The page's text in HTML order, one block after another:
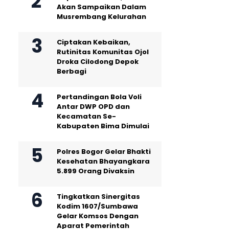
Akan Sampaikan Dalam
Musrembang Kelurahan
Ciptakan Kebaikan,
Rutinitas Komunitas Ojol
Droka Cilodong Depok
Berbagi
Pertandingan Bola Voli
Antar DWP OPD dan
Kecamatan Se-
Kabupaten Bima Dimulai
Polres Bogor Gelar Bhakti
Kesehatan Bhayangkara
5.899 Orang Divaksin
Tingkatkan Sinergitas
Kodim 1607/Sumbawa
Gelar Komsos Dengan
Aparat Pemerintah